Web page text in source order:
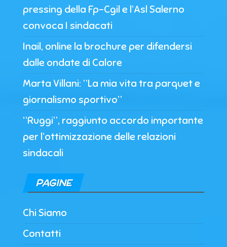
pressing della Fp-Cgil e l’Asl Salerno
convoca I sindacati
Inail, online la brochure per difendersi
dalle ondate di Calore
Marta Villani: “La mia vita tra parquet e
giornalismo sportivo”
“Ruggi”, raggiunto accordo importante
per l’ottimizzazione delle relazioni
sindacali
PAGINE
Chi Siamo
Contatti